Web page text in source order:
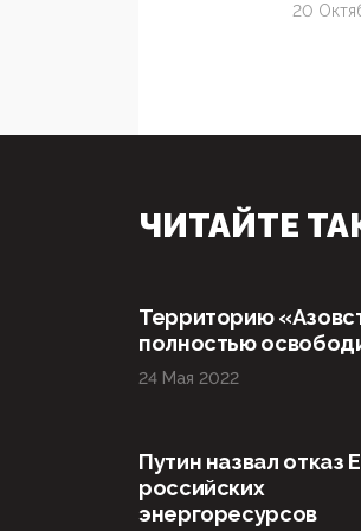
20
ЧИТАЙТЕ
Территорию
полностью
24 Мая 2022
Путин назвал отказ
российских
энергоресурсов